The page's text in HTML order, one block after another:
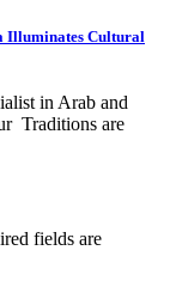
Illuminates Cultural
in Arab and
Traditions are
fields are